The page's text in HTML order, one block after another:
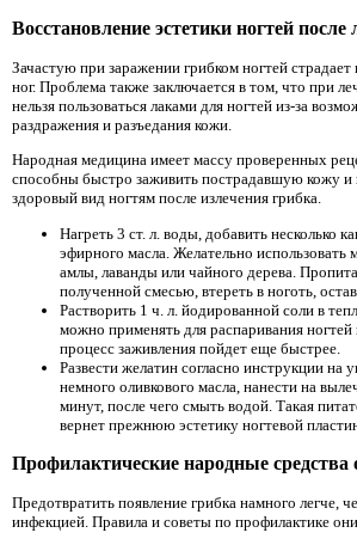
Восстановление эстетики ногтей после
Зачастую при заражении грибком ногтей
ног. Проблема также заключается в том, что при
нельзя пользоваться лаками для ногтей из-за
раздражения и разъедания кожи.
Народная медицина имеет массу проверенных
способны быстро заживить пострадавшую кожу и
здоровый вид ногтям после излечения грибка.
Нагреть 3 ст. л. воды, добавить несколько
эфирного масла. Желательно использовать
амлы, лаванды или чайного дерева.
полученной смесью, втереть в ноготь,
Растворить 1 ч. л. йодированной соли в
можно применять для распаривания ногтей
процесс заживления пойдет еще быстрее.
Развести желатин согласно инструкции на
немного оливкового масла, нанести на
минут, после чего смыть водой. Такая
вернет прежнюю эстетику ногтевой
Профилактические народные средства
Предотвратить появление грибка намного легче,
инфекцией. Правила и советы по профилактике